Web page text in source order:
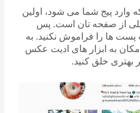
وارد پیج شما می شود، اولین
از صفحه تان است. پس
ها را فراموش نکنید. به
به ابزار های ادیت عکس
بهتری خلق کنید.